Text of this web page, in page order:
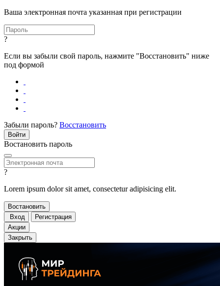
Ваша электронная почта указанная при регистрации
?
Если вы забыли свой пароль, нажмите "Восстановить" ниже
под формой
Забыли пароль? Восстановить
Востановить пароль
?
Lorem ipsum dolor sit amet, consectetur adipisicing elit.
Вход
Регистрация
Акции
Закрыть